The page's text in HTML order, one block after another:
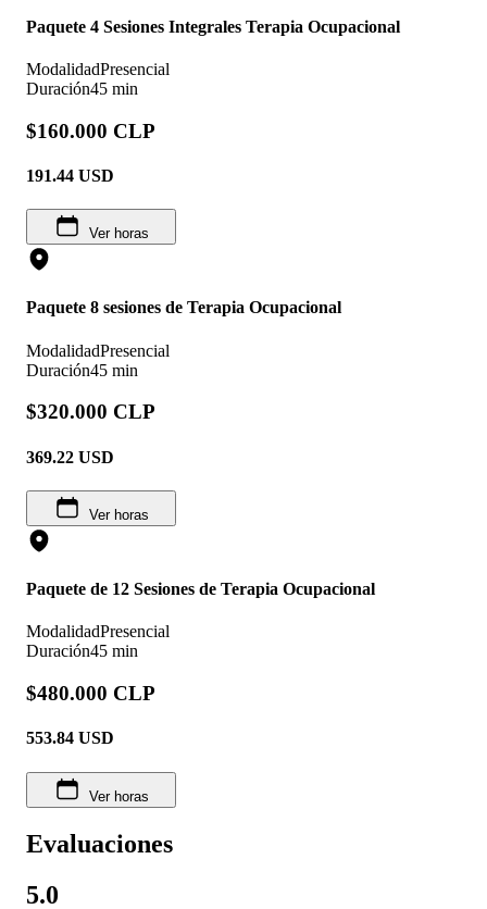
Paquete 4 Sesiones Integrales Terapia Ocupacional
ModalidadPresencial
Duración45 min
$160.000 CLP
191.44 USD
Ver horas
Paquete 8 sesiones de Terapia Ocupacional
ModalidadPresencial
Duración45 min
$320.000 CLP
369.22 USD
Ver horas
Paquete de 12 Sesiones de Terapia Ocupacional
ModalidadPresencial
Duración45 min
$480.000 CLP
553.84 USD
Ver horas
Evaluaciones
5.0